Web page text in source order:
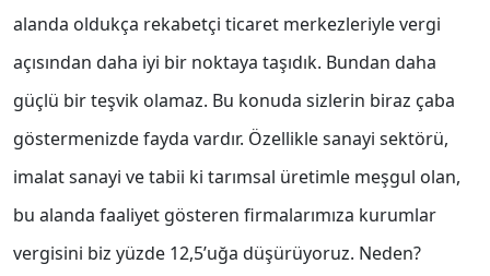
alanda oldukça rekabetçi ticaret merkezleriyle vergi
açısından daha iyi bir noktaya taşıdık. Bundan daha
güçlü bir teşvik olamaz. Bu konuda sizlerin biraz çaba
göstermenizde fayda vardır. Özellikle sanayi sektörü,
imalat sanayi ve tabii ki tarımsal üretimle meşgul olan,
bu alanda faaliyet gösteren firmalarımıza kurumlar
vergisini biz yüzde 12,5’uğa düşürüyoruz. Neden?